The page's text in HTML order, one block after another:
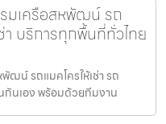
มเครือสหพัฒน์ รถ
า บริการทุกพื้นที่ทั่วไทย
ฒน์ รถแมคโครให้เช่า รถ
กันเอง พร้อมด้วยทีมงาน